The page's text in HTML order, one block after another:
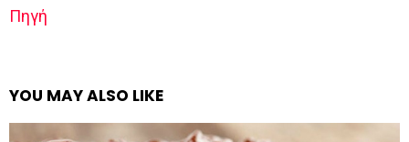
Πηγή
YOU MAY ALSO LIKE